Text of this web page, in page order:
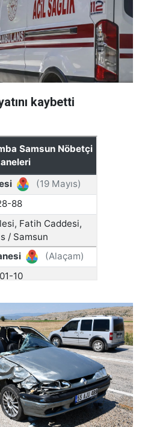
kaybetti